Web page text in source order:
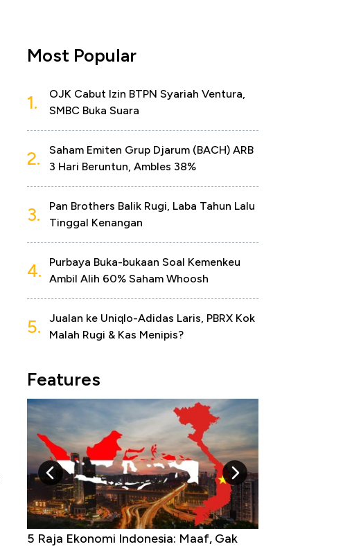
Most Popular
1.
OJK Cabut Izin BTPN Syariah Ventura,
SMBC Buka Suara
2.
Saham Emiten Grup Djarum (BACH) ARB
3 Hari Beruntun, Ambles 38%
3.
Pan Brothers Balik Rugi, Laba Tahun Lalu
Tinggal Kenangan
4.
Purbaya Buka-bukaan Soal Kemenkeu
Ambil Alih 60% Saham Whoosh
5.
Jualan ke Uniqlo-Adidas Laris, PBRX Kok
Malah Rugi & Kas Menipis?
Features
Dolar AS Hancur di Asia: Rupiah, Won,